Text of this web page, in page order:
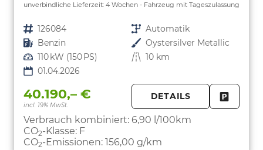
unverbindliche Lieferzeit: 4 Wochen Fahrzeug mit Tageszulassung
Fahrzeugnr. 126084 Getriebe Automatik
Kraftstoff Benzin Außenfarbe Oystersilver Metallic
Leistung 110 kW (150 PS) Kilometerstand 10 km
01.04.2026
40.190,– €
incl. 19% MwSt.
DETAILS
Verbrauch kombiniert: 6,90 l/100km
CO2-Klasse: F
CO2-Emissionen: 156,00 g/km